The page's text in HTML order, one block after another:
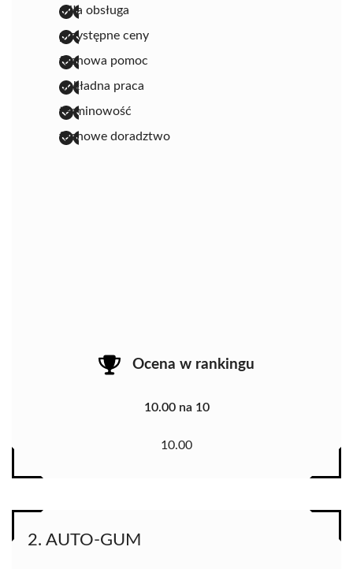
miła obsługa
przystępne ceny
fachowa pomoc
dokładna praca
terminowość
fachowe doradztwo
Ocena w rankingu
10.00 na 10
10.00
2. AUTO-GUM